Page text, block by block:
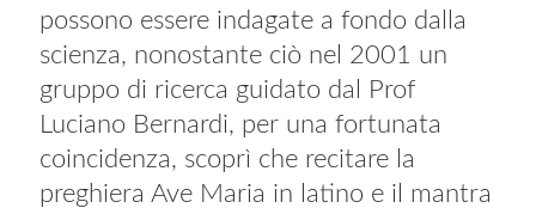
possono essere indagate a fondo dalla
scienza, nonostante ciò nel 2001 un
gruppo di ricerca guidato dal Prof
Luciano Bernardi, per una fortunata
coincidenza, scoprì che recitare la
preghiera Ave Maria in latino e il mantra